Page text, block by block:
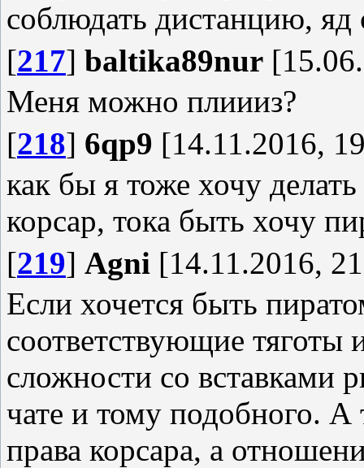
соблюдать дистанцию, яд
[217] baltika89nur
Меня можно плиииз?
[218] 6qp9 [14.11.2016,
как бы я тоже хочу
корсар, тока быть хочу
[219] Agni [14.11.2016,
Если хочется быть
соответствующие тяготы
сложности со вставками
чате и тому подобного. А
права корсара, а